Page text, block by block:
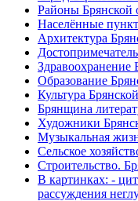
Районы Брянской
Населённые
Архитектура
Здравоохранение
Образование
Культура
Брянщина
Художники
Музыкальная
Сельское
Строительство.
В картинках: -
рассуждения